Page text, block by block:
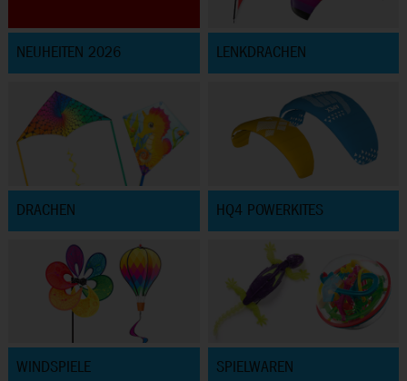
NEUHEITEN 2026 LENKDRACHEN
DRACHEN HQ4 POWERKITES
WINDSPIELE SPIELWAREN